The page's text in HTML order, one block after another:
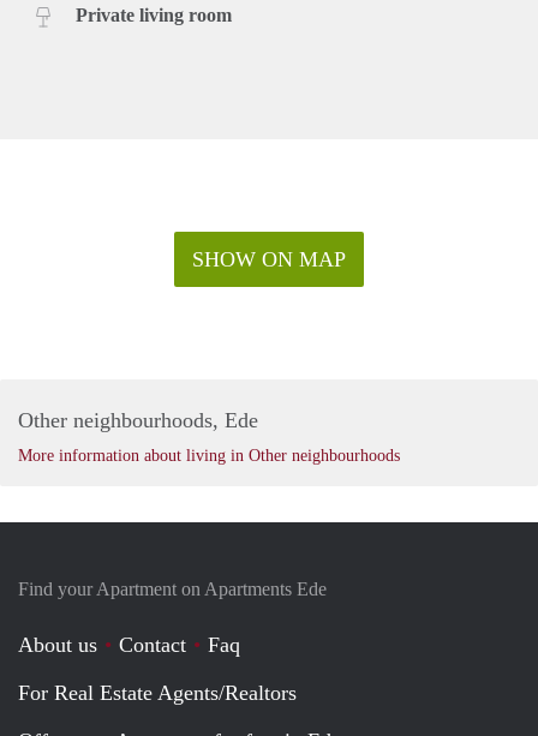
Private living room
SHOW ON MAP
Other neighbourhoods, Ede
More information about living in Other neighbourhoods
Find your Apartment on Apartments Ede
About us Contact
Faq
For Real Estate Agents/Realtors